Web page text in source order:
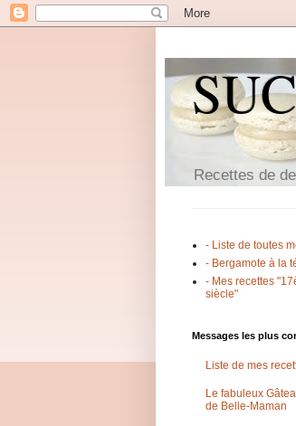
Recettes de
- Liste de toutes
- Bergamote à la
- Mes recettes
siècle"
Messages les plus
Liste de mes
Le fabuleux
de Belle-Maman